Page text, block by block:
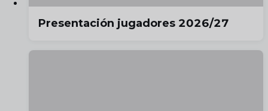
Presentación jugadores 2026/27